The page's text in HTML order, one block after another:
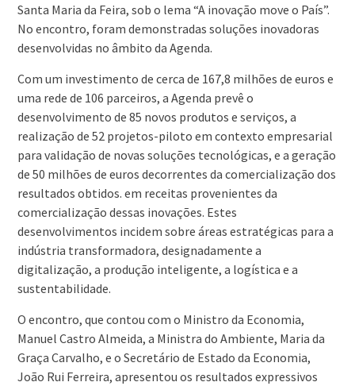
Santa Maria da Feira, sob o lema “A inovação move o País”.
No encontro, foram demonstradas soluções inovadoras
desenvolvidas no âmbito da Agenda.
Com um investimento de cerca de 167,8 milhões de euros e
uma rede de 106 parceiros, a Agenda prevê o
desenvolvimento de 85 novos produtos e serviços, a
realização de 52 projetos-piloto em contexto empresarial
para validação de novas soluções tecnológicas, e a geração
de 50 milhões de euros decorrentes da comercialização dos
resultados obtidos. em receitas provenientes da
comercialização dessas inovações. Estes
desenvolvimentos incidem sobre áreas estratégicas para a
indústria transformadora, designadamente a
digitalização, a produção inteligente, a logística e a
sustentabilidade.
O encontro, que contou com o Ministro da Economia,
Manuel Castro Almeida, a Ministra do Ambiente, Maria da
Graça Carvalho, e o Secretário de Estado da Economia,
João Rui Ferreira, apresentou os resultados expressivos